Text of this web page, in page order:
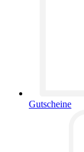
Gutscheine